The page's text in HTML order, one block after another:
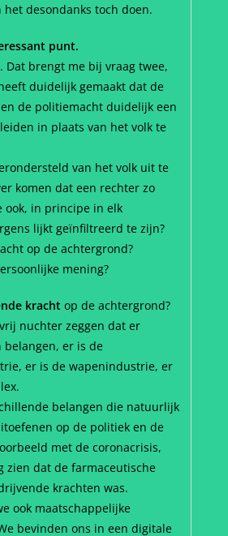
desondanks toch doen.
punt.
Dat brengt me bij vraag twee,
duidelijk gemaakt dat de
de politiemacht duidelijk een
in plaats van het volk te
van het volk uit te
komen dat een rechter zo
ook, in principe in elk
lijkt geïnfiltreerd te zijn?
op de achtergrond?
mening?
kracht op de achtergrond?
nuchter zeggen dat er
er is de
er is de wapenindustrie, er
belangen die natuurlijk
op de politiek en de
met de coronacrisis,
zien dat de farmaceutische
krachten was.
ook maatschappelijke
bevinden ons in een digitale